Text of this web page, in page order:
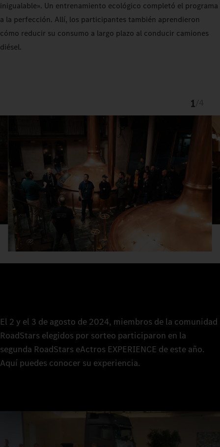
inigualable». Un entrenamiento ecológico completó el programa
a la perfección. Allí, los participantes también aprendieron
cómo reducir su consumo a largo plazo al conducir camiones
diésel.
1
El 2 y el 3 de agosto de 2024, miembros de la comunidad
RoadStars elegidos por sorteo participaron en la
segunda RoadStars eActros EXPERIENCE de este año.
Aquí puedes conocer su experiencia.